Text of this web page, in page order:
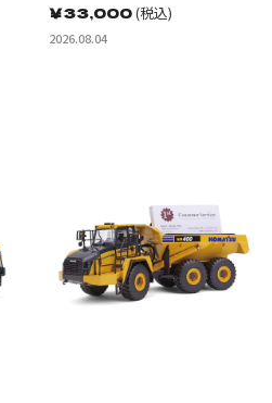
￥33,000(税込)
2026.08.04